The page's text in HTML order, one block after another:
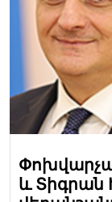
և Տիգրան